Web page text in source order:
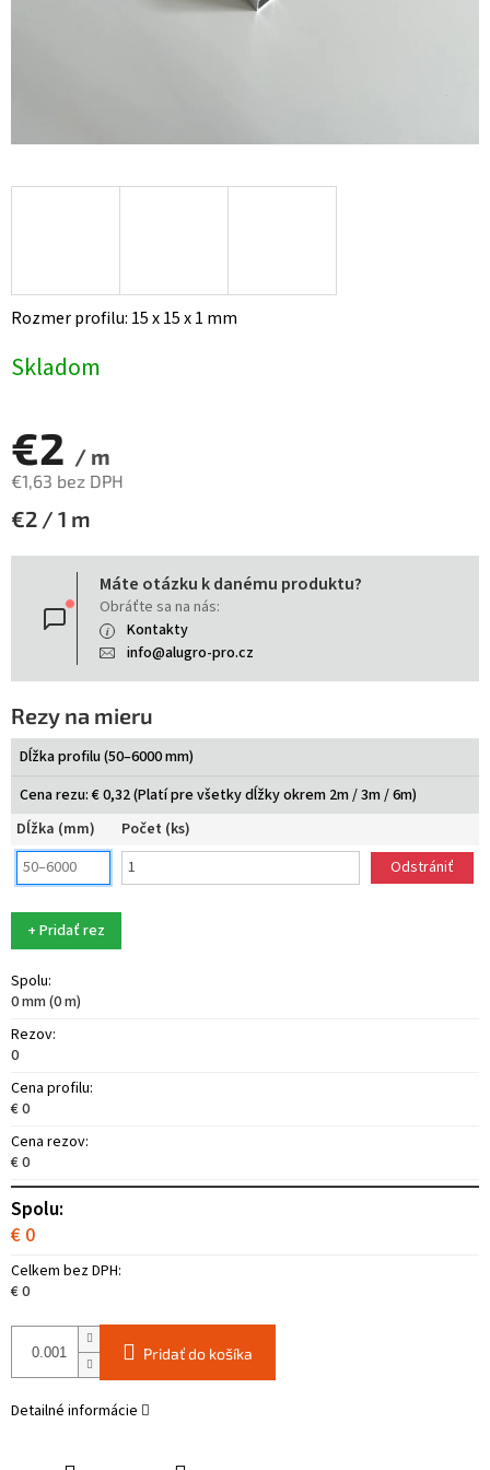
Rozmer profilu: 15 x 15 x 1 mm
Skladom
€2 / m
€1,63 bez DPH
Jednotková
€2 / 1 m
Máte otázku k danému produktu?
Obráťte sa na nás:
Kontakty
info@alugro-pro.cz
Rezy na mieru
Dĺžka profilu (50–6000 mm)
Cena rezu: € 0,32 (Platí pre všetky dĺžky okrem 2m / 3m / 6m)
Dĺžka (mm)
Počet (ks)
Odstrániť
+ Pridať rez
Spolu:
0 mm (0 m)
Rezov:
0
Cena profilu:
€ 0
Cena rezov:
€ 0
Spolu:
€ 0
Celkem bez DPH:
€ 0
Pridať do košíka
Detailné informácie